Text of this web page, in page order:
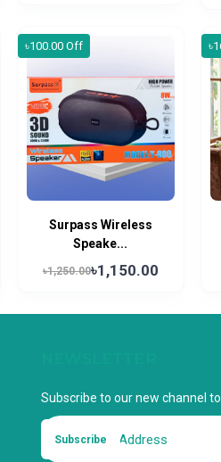
৳100.00 Off
Surpass Wireless
Speake...
৳1,250.00৳1,150.00
Subscribe to our new channel
Subscribe